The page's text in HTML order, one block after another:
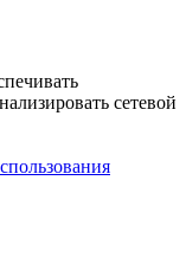
сетевой